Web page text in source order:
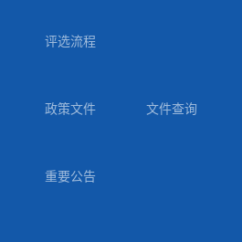
评选流程
政策文件 文件查询
重要公告